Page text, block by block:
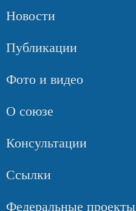
Новости
Публикации
Фото и видео
О союзе
Консультации
Ссылки
Федеральные проекты